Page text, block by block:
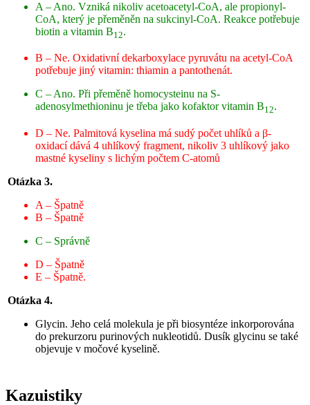
A – Ano. Vzniká nikoliv acetoacetyl-CoA, ale propionyl-
CoA, který je přeměněn na sukcinyl-CoA. Reakce potřebuje
biotin a vitamin B12.
B – Ne. Oxidativní dekarboxylace pyruvátu na acetyl-CoA
potřebuje jiný vitamin: thiamin a pantothenát.
C – Ano. Při přeměně homocysteinu na S-
adenosylmethioninu je třeba jako kofaktor vitamin B12.
D – Ne. Palmitová kyselina má sudý počet uhlíků a β-
oxidací dává 4 uhlíkový fragment, nikoliv 3 uhlíkový jako
mastné kyseliny s lichým počtem C-atomů
Otázka 3.
A – Špatně
B – Špatně
C – Správně
D – Špatně
E – Špatně.
Otázka 4.
Glycin. Jeho celá molekula je při biosyntéze inkorporována
do prekurzoru purinových nukleotidů. Dusík glycinu se také
objevuje v močové kyselině.
Kazuistiky